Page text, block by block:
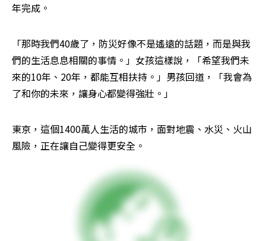
年完成。
「那時我們40歲了，防災好像不是遙遠的話題，而是與我
們的生活息息相關的事情。」女孩這樣說，「希望我們未
來的10年、20年，都能互相扶持。」男孩回道，「我會為
了和你的未來，讓身心都變得強壯。」
東京，這個1400萬人生活的城市，面對地震、水災、火山
風險，正在讓自己變得更安全。